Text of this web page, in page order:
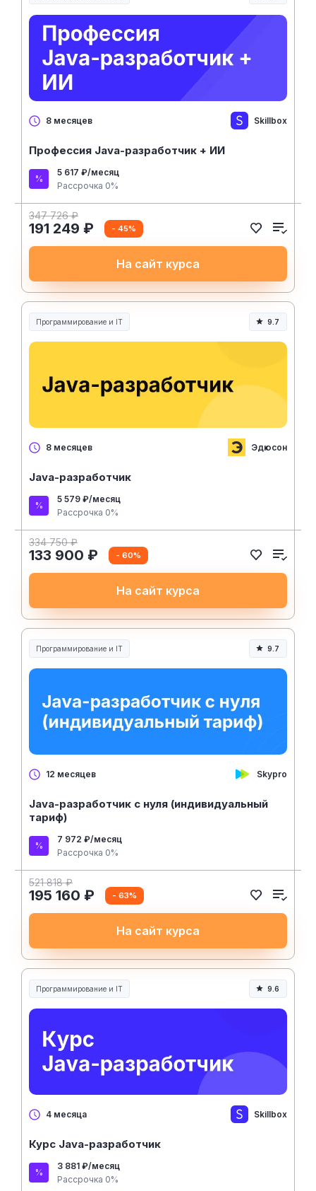
8 месяцев Skillbox
Профессия Java-разработчик + ИИ
5 617 ₽/месяц
Рассрочка 0%
347 726 ₽
191 249 ₽ - 45%
На сайт курса
Программирование и IT 9.7
8 месяцев Эдюсон
Java-разработчик
5 579 ₽/месяц
Рассрочка 0%
334 750 ₽
133 900 ₽ - 60%
На сайт курса
Программирование и IT 9.7
12 месяцев Skypro
Java-разработчик с нуля (индивидуальный
тариф)
7 972 ₽/месяц
Рассрочка 0%
521 818 ₽
195 160 ₽ - 63%
На сайт курса
Программирование и IT 9.6
4 месяца Skillbox
Курс Java-разработчик
3 881 ₽/месяц
Рассрочка 0%